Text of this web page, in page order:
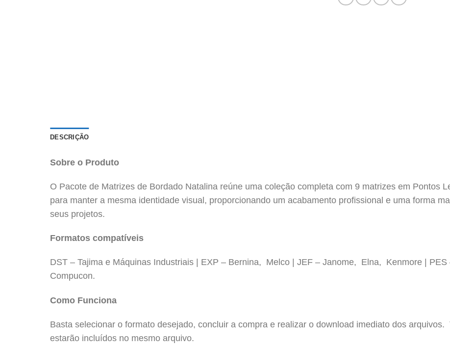
DESCRIÇÃO
Sobre o Produto
O Pacote de Matrizes de Bordado Natalina reúne uma coleção completa com 9 matrizes em Pontos
para manter a mesma identidade visual, proporcionando um acabamento profissional e uma forma
seus projetos.
Formatos compatíveis
DST – Tajima e Máquinas Industriais | EXP – Bernina, Melco | JEF – Janome, Elna, Kenmore |
Compucon.
Como Funciona
Basta selecionar o formato desejado, concluir a compra e realizar o download imediato dos
estarão incluídos no mesmo arquivo.